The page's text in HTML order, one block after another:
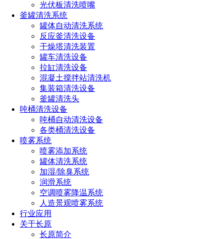
光伏板清洗喷嘴
釜罐清洗系统
罐体自动清洗系统
反应釜清洗设备
干燥塔清洗装置
罐车清洗设备
拉缸清洗设备
混凝土搅拌站清洗机
集装箱清洗设备
釜罐清洗头
吨桶清洗设备
吨桶自动清洗设备
各类桶清洗设备
喷雾系统
喷雾添加系统
罐体清洗系统
加湿/除臭系统
润滑系统
空调喷雾降温系统
人造景观喷雾系统
行业应用
关于长原
长原简介
3. 压力要求：明确流体的入口压力和出口压力要求，以便
选择能够承受相应压力的喷嘴。
4. 精度要求：根据应用需求，确定对流速、压力和流量等
参数的测量精度要求。
了解文丘里喷嘴的类型和特点
不同类型的文丘里喷嘴具有不同的特点和适用范围。常见
的文丘里喷嘴类型包括标准型、低压型、高压型、耐腐蚀型
等。了解各种类型的特点和适用范围，有助于选择最适合自己
需求的喷嘴。
选择合适的材质
文丘里喷嘴的材质对于其性能和耐用性具有重要影响。常
见的材质包括不锈钢、黄铜、铝合金等。选择合适的材质需要
考虑流体的性质、工作压力、温度和腐蚀性等因素。
参考性能指标
在选购文丘里喷嘴时，需要关注其性能指标，如流量系
数、压力损失、测量精度等。这些指标直接反映了喷嘴的性能
和适用性。通过比较不同产品的性能指标，可以选择性能更优